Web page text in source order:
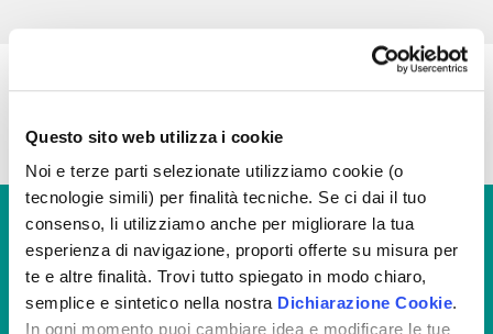
Questo sito web utilizza i cookie
Noi e terze parti selezionate utilizziamo cookie (o
tecnologie simili) per finalità tecniche. Se ci dai il tuo
consenso, li utilizziamo anche per migliorare la tua
esperienza di navigazione, proporti offerte su misura per
te e altre finalità. Trovi tutto spiegato in modo chiaro,
semplice e sintetico nella nostra Dichiarazione Cookie.
In ogni momento puoi cambiare idea e modificare le tue